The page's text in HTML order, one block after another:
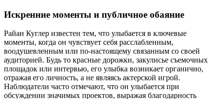
Искренние моменты и публичное обаяние
Райан Куглер известен тем, что улыбается в ключевые
моменты, когда он чувствует себя расслабленным,
воодушевленным или по-настоящему связанным со своей
аудиторией. Будь то красные дорожки, закулисье съемочных
площадок или интервью, его улыбка возникает органично,
отражая его личность, а не являясь актерской игрой.
Наблюдатели часто отмечают, что он улыбается при
обсуждении значимых проектов, выражая благодарность